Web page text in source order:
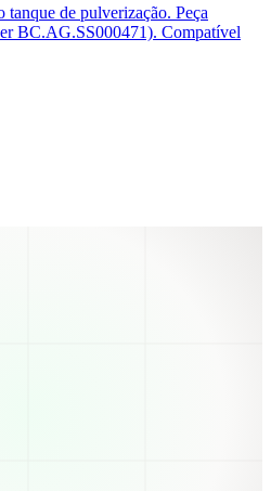
de pulverização. Peça
BC.AG.SS000471). Compatível